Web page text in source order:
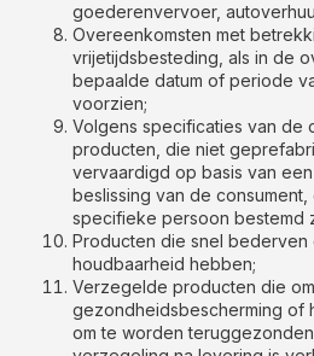
goederenvervoer,
Overeenkomsten met
vrijetijdsbesteding, als in de
bepaalde datum of periode
voorzien;
Volgens specificaties van de
producten, die niet
vervaardigd op basis van
beslissing van de
specifieke persoon bestemd
Producten die snel
houdbaarheid hebben;
Verzegelde producten die
gezondheidsbescherming of
om te worden